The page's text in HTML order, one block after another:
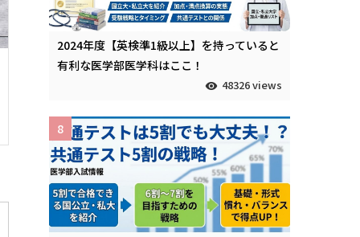
2024年度【英検準1級以上】を持っていると
有利な医学部医学科はここ！
48326 views
8